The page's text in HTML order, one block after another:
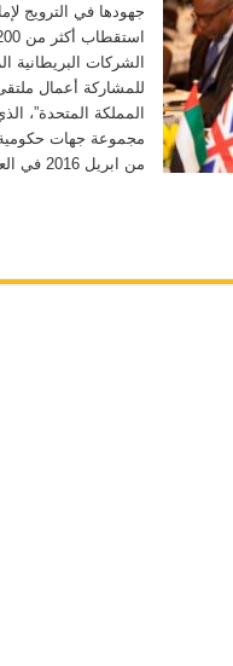
جهودها في الترويج
الشركات البريطانية
للمشاركة أعمال
المملكة المتحدة”،
مجموعة جهات
من